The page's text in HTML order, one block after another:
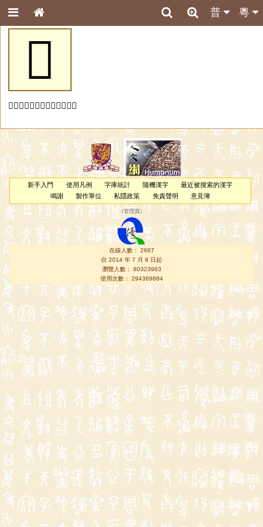
粵
普
𡸓
「𡸓」字未收錄於本資料庫。
新手入門 使用凡例 字庫統計 隨機漢字
最近被搜索的漢字
鳴謝
製作單位 私隱政策 免責聲明 意見簿
（管理員 ）
在線人數： 2687
自 2014 年 7 月 8 日起
瀏覽人數： 80323963
使用次數： 294389884